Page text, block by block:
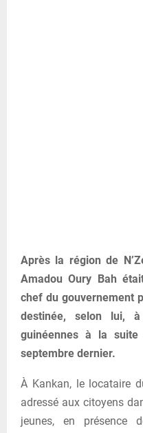
Après la région de
Amadou Oury Bah
chef du gouvernement
destinée, selon lui,
guinéennes à la
septembre dernier.
À Kankan, le locataire
adressé aux citoyens
jeunes, en présence